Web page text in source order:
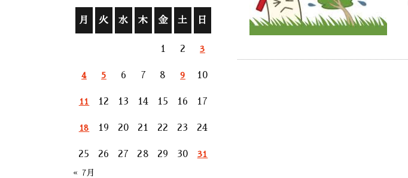
月 火 水 木 金 土 日
1 2 3
4 5 6 7 8 9 10
11 12 13 14 15 16 17
18 19 20 21 22 23 24
25 26 27 28 29 30 31
« 7月